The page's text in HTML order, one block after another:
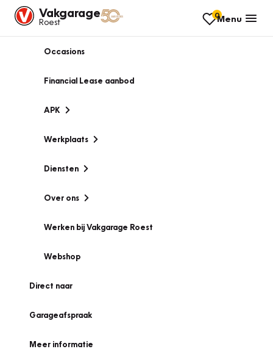
Vakgarage
Roest
0Menu
Occasions
Financial Lease aanbod
APK
Werkplaats
Diensten
Over ons
Werken bij Vakgarage Roest
Webshop
Direct naar
Garageafspraak
Meer informatie